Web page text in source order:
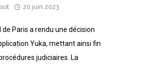
20 juin 2023
de Paris a rendu une décision
Yuka, mettant ainsi fin
judiciaires. La